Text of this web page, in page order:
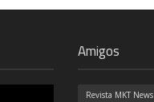
Amigos
Revista MKT News